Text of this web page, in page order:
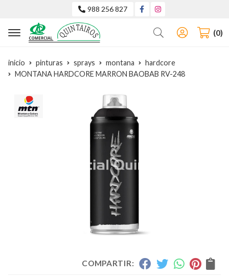
988 256 827
Buscar 0
inicio pinturas sprays montana
hardcore
MONTANA HARDCORE MARRON BAOBAB RV-248
COMPARTIR: